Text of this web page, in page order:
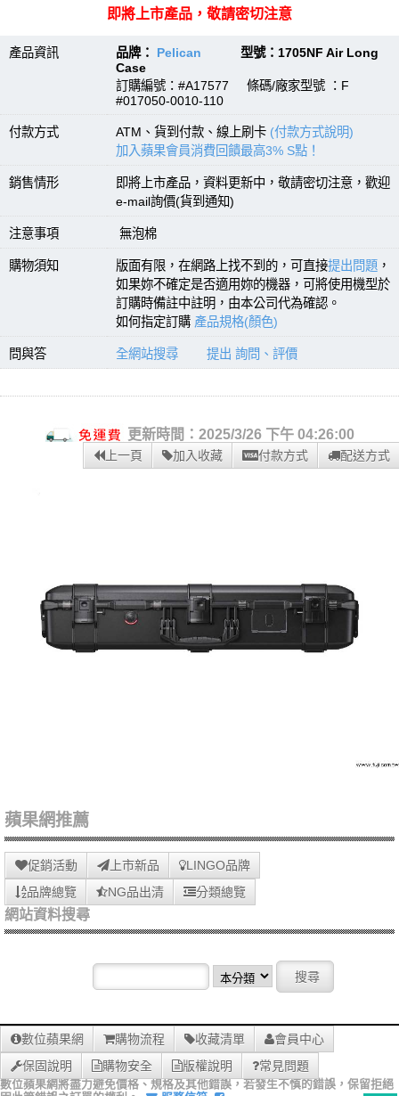
即將上市產品，敬請密切注意
產品資訊 品牌： Pelican 型號：1705NF Air Long
Case
訂購編號：#A17577 條碼/廠家型號 ：F
#017050-0010-110
付款方式 ATM、貨到付款、線上刷卡 (付款方式說明)
加入蘋果會員消費回饋最高3% S點！
銷售情形
即將上市產品，資料更新中，敬請密切注意，歡迎
e-mail詢價(貨到通知)
注意事項 無泡棉
購物須知 版面有限，在網路上找不到的，可直接提出問題 ，
如果妳不確定是否適用妳的機器，可將使用機型於
訂購時備註中註明，由本公司代為確認。
如何指定訂購 產品規格(顏色)
問與答 全網站搜尋 提出 詢問、評價
更新時間：2025/3/26 下午 04:26:00
上一頁 加入收藏 付款方式 配送方式
蘋果網推薦
促銷活動 上市新品
LINGO品牌
品牌總覽
NG品出清 分類總覽
網站資料搜尋
數位蘋果網 購物流程 收藏清單
會員中心
保固說明
購物安全 版權說明 常見問題
數位蘋果網將盡力避免價格、規格及其他錯誤，若發生不慎的錯誤，保留拒絕